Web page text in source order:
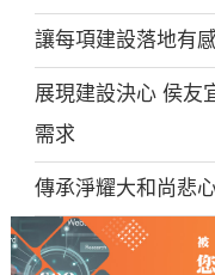
讓每項建設落地有
展現建設決心 侯友
需求
傳承淨耀大和尚悲